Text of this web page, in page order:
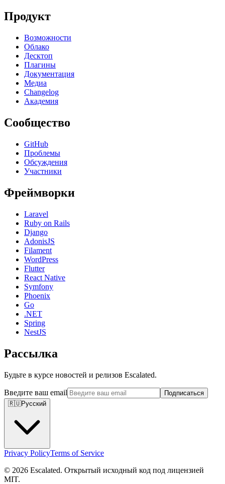
Продукт
Возможности
Облако
Десктоп
Плагины
Документация
Медиа
Changelog
Академия
Сообщество
GitHub
Проблемы
Обсуждения
Участники
Фреймворки
Laravel
Ruby on Rails
Django
AdonisJS
Filament
WordPress
Flutter
React Native
Symfony
Phoenix
Go
.NET
Spring
NestJS
Рассылка
Будьте в курсе новостей и релизов Escalated.
Введите ваш email
Подписаться
🇷🇺Русский
Privacy PolicyTerms of Service
© 2026 Escalated. Открытый исходный код под лицензией
MIT.